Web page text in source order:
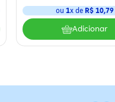
ou1x de R$ 10,79
Adicionar